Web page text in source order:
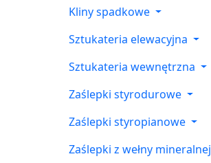
Kliny spadkowe
Sztukateria elewacyjna
Sztukateria wewnętrzna
Zaślepki styrodurowe
Zaślepki styropianowe
Zaślepki z wełny mineralnej